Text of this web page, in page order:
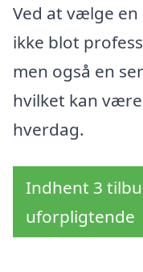
Ved at vælge
ikke blot
men også en
hvilket kan
hverdag.
Indhent 3
uforpligtende